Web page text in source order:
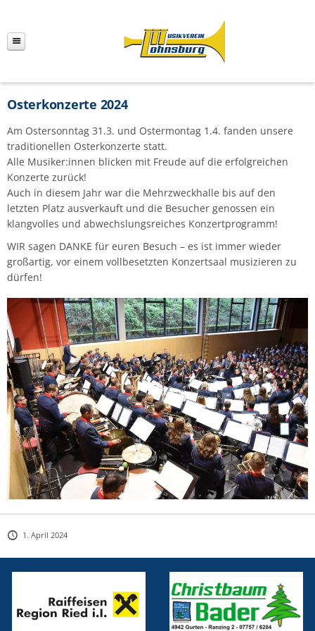
Osterkonzerte 2024
Am Ostersonntag 31.3. und Ostermontag 1.4. fanden unsere
traditionellen Osterkonzerte statt.
Alle Musiker:innen blicken mit Freude auf die erfolgreichen
Konzerte zurück!
Auch in diesem Jahr war die Mehrzweckhalle bis auf den
letzten Platz ausverkauft und die Besucher genossen ein
klangvolles und abwechslungsreiches Konzertprogramm!
WIR sagen DANKE für euren Besuch – es ist immer wieder
großartig, vor einem vollbesetzten Konzertsaal musizieren zu
dürfen!
1. April 2024